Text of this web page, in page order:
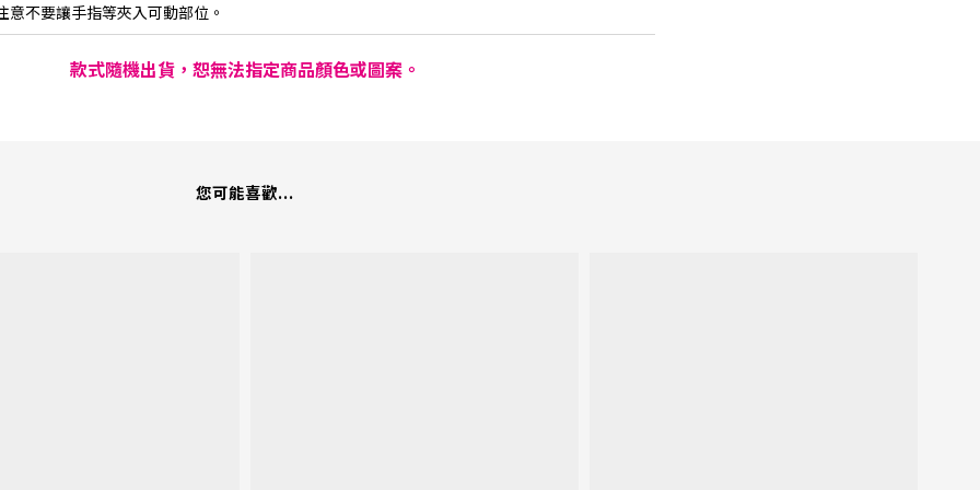
不要讓手指等夾入可動部位。
款式隨機出貨，恕無法指定商品顏色或圖案。
您可能喜歡...